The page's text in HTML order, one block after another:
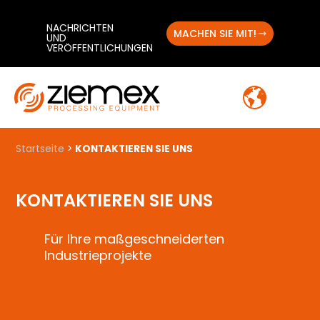
NACHRICHTEN
UND
VERÖFFENTLICHUNGEN
MACHEN SIE MIT!
Startseite > KONTAKTIEREN SIE UNS
KONTAKTIEREN SIE UNS
Für Ihre maßgeschneiderten
Industrieprojekte